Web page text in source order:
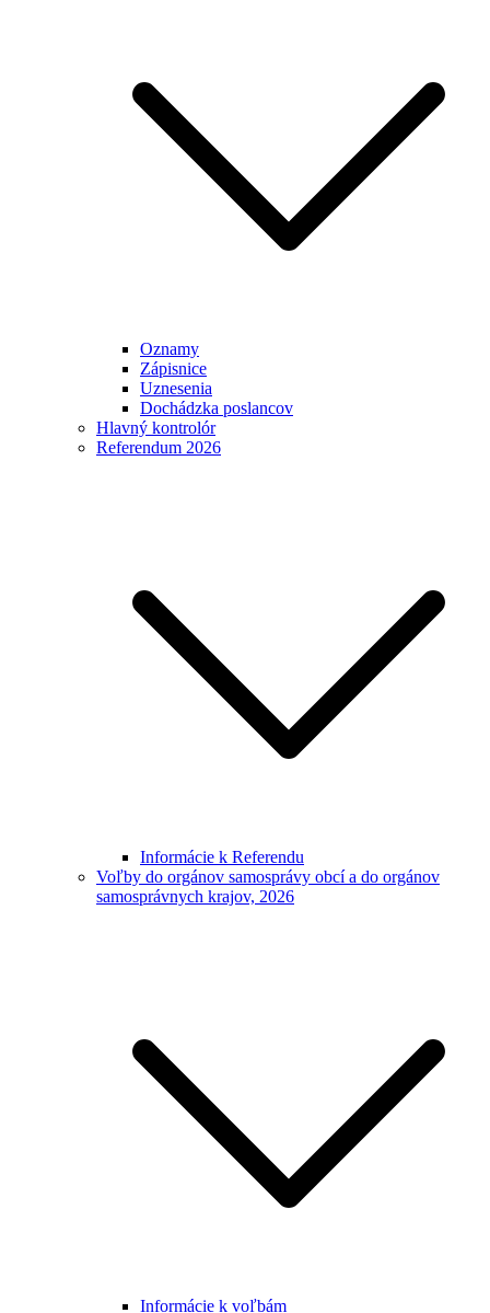
Oznamy
Zápisnice
Uznesenia
Dochádzka poslancov
Hlavný kontrolór
Referendum 2026
Informácie k Referendu
Voľby do orgánov samosprávy obcí a do orgánov
samosprávnych krajov, 2026
Informácie k voľbám